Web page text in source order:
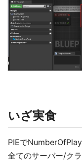
いざ実食
PIEで
全てのサーバー/ク